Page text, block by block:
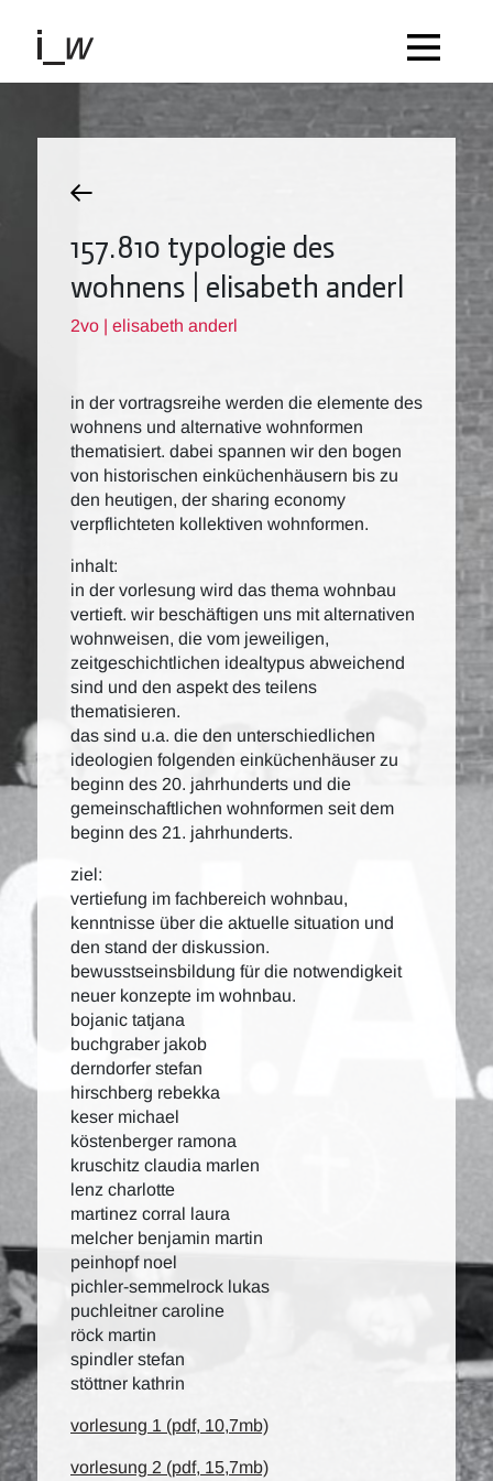
157.810 typologie des
wohnens | elisabeth anderl
2vo | elisabeth anderl
in der vortragsreihe werden die elemente des
wohnens und alternative wohnformen
thematisiert. dabei spannen wir den bogen
von historischen einküchenhäusern bis zu
den heutigen, der sharing economy
verpflichteten kollektiven wohnformen.
inhalt:
in der vorlesung wird das thema wohnbau
vertieft. wir beschäftigen uns mit alternativen
wohnweisen, die vom jeweiligen,
zeitgeschichtlichen idealtypus abweichend
sind und den aspekt des teilens
thematisieren.
das sind u.a. die den unterschiedlichen
ideologien folgenden einküchenhäuser zu
beginn des 20. jahrhunderts und die
gemeinschaftlichen wohnformen seit dem
beginn des 21. jahrhunderts.
ziel:
vertiefung im fachbereich wohnbau,
kenntnisse über die aktuelle situation und
den stand der diskussion.
bewusstseinsbildung für die notwendigkeit
neuer konzepte im wohnbau.
bojanic tatjana
buchgraber jakob
derndorfer stefan
hirschberg rebekka
keser michael
köstenberger ramona
kruschitz claudia marlen
lenz charlotte
martinez corral laura
melcher benjamin martin
peinhopf noel
pichler-semmelrock lukas
puchleitner caroline
röck martin
spindler stefan
stöttner kathrin
vorlesung 1 (pdf, 10,7mb)
vorlesung 2 (pdf, 15,7mb)